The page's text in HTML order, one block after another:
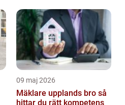
09 maj 2026
Mäklare upplands bro så
hittar du rätt kompetens